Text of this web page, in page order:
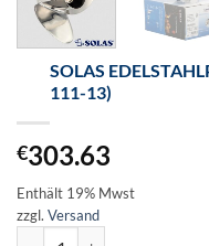
SOLAS
111-13)
€303.63
Enthält 19% Mwst
zzgl. Versand